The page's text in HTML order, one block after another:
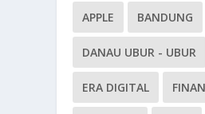
APPLE BANDUNG
DANAU UBUR - UBUR
ERA DIGITAL